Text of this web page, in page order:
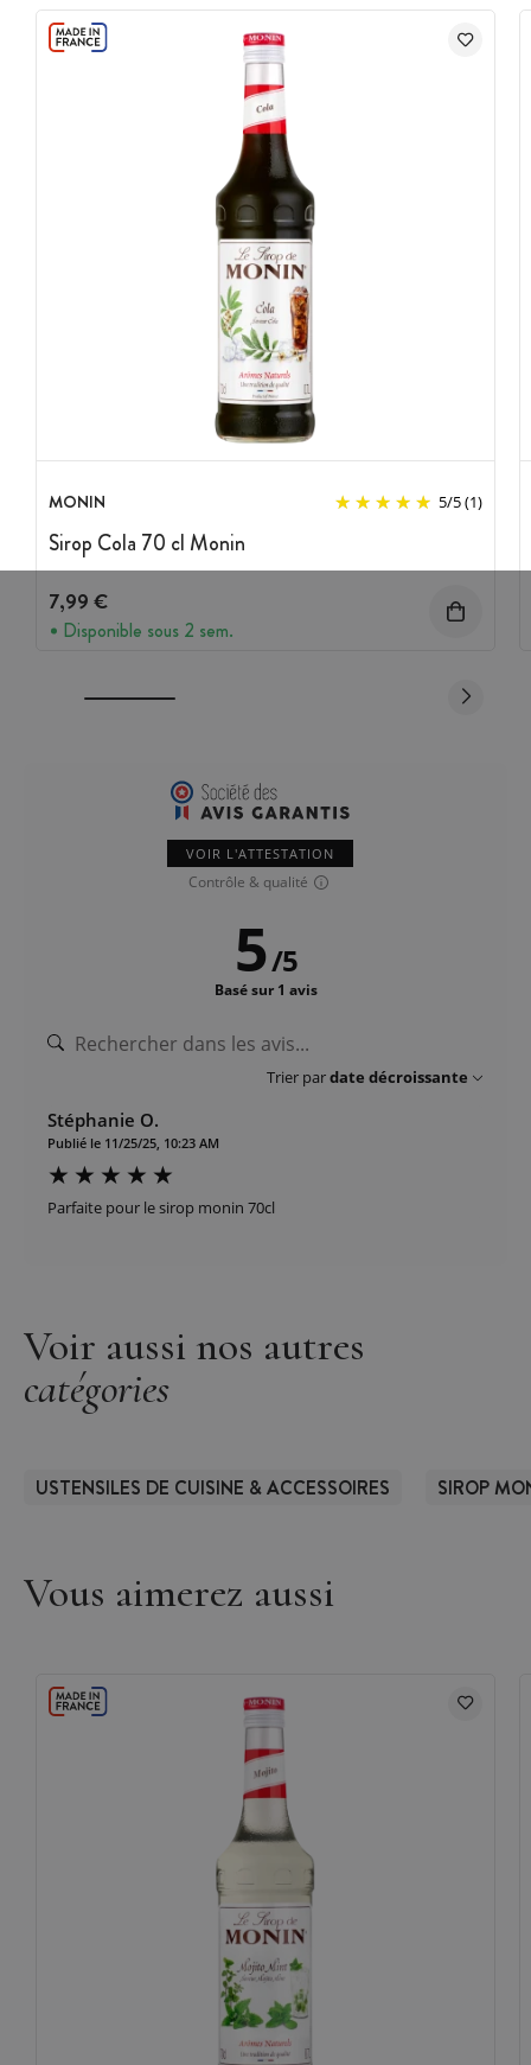
MONIN 5/5(1)
Sirop Cola 70 cl Monin
7,99 €
Disponible sous 2 sem.
VOIR L'ATTESTATION
Contrôle & qualité
5/5
Basé sur 1 avis
Trier pardate décroissante
Stéphanie O.
Publié le 11/25/25, 10:23 AM
Parfaite pour le sirop monin 70cl
Voir aussi nos autres
catégories
USTENSILES DE CUISINE & ACCESSOIRES SIROP
Vous aimerez aussi